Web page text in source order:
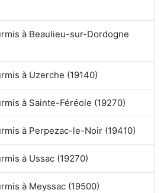
à Beaulieu-sur-Dordogne
à Uzerche (19140)
à Sainte-Féréole (19270)
à Perpezac-le-Noir (19410)
à Ussac (19270)
à Meyssac (19500)